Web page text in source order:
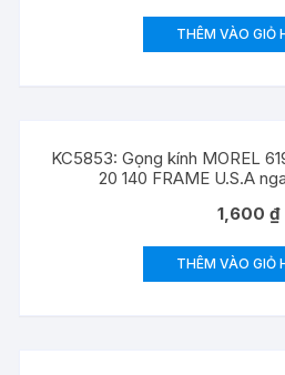
THÊM VÀO GIỎ
KC5853: Gọng kính MOREL
20 140 FRAME U.S.A
1,600 ₫
THÊM VÀO GIỎ